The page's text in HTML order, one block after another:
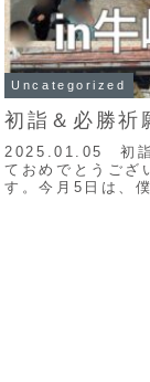
Uncategorized
初詣＆必勝祈
2025.01.05 初詣
ておめでとうござ
す。今月5日は、